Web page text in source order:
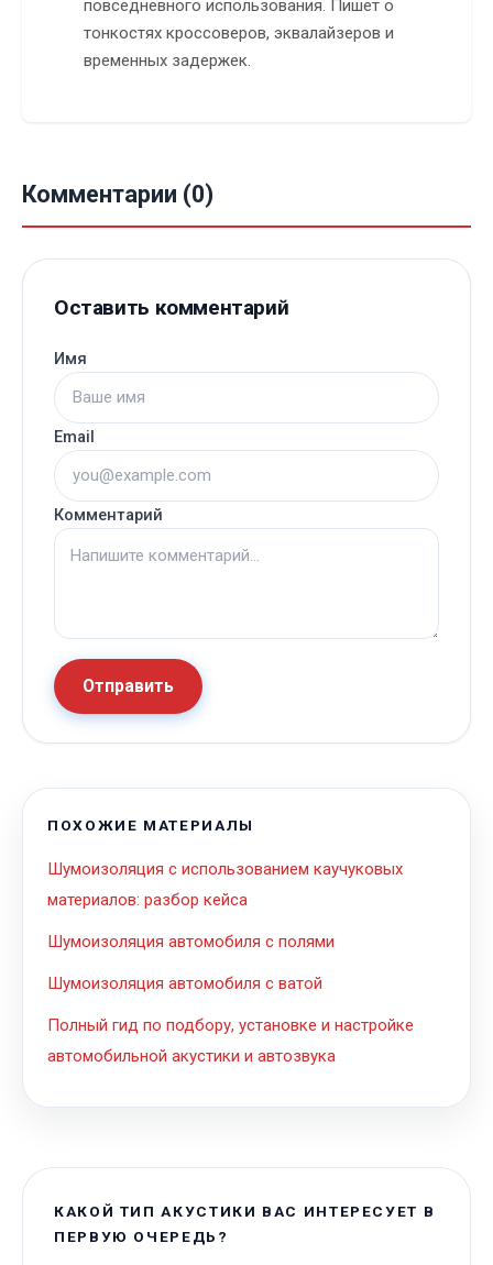
повседневного использования. Пишет о
тонкостях кроссоверов, эквалайзеров и
временных задержек.
Комментарии (0)
Оставить комментарий
Имя
Email
Комментарий
Отправить
ПОХОЖИЕ МАТЕРИАЛЫ
Шумоизоляция с использованием каучуковых
материалов: разбор кейса
Шумоизоляция автомобиля с полями
Шумоизоляция автомобиля с ватой
Полный гид по подбору, установке и настройке
автомобильной акустики и автозвука
КАКОЙ ТИП АКУСТИКИ ВАС ИНТЕРЕСУЕТ В
ПЕРВУЮ ОЧЕРЕДЬ?